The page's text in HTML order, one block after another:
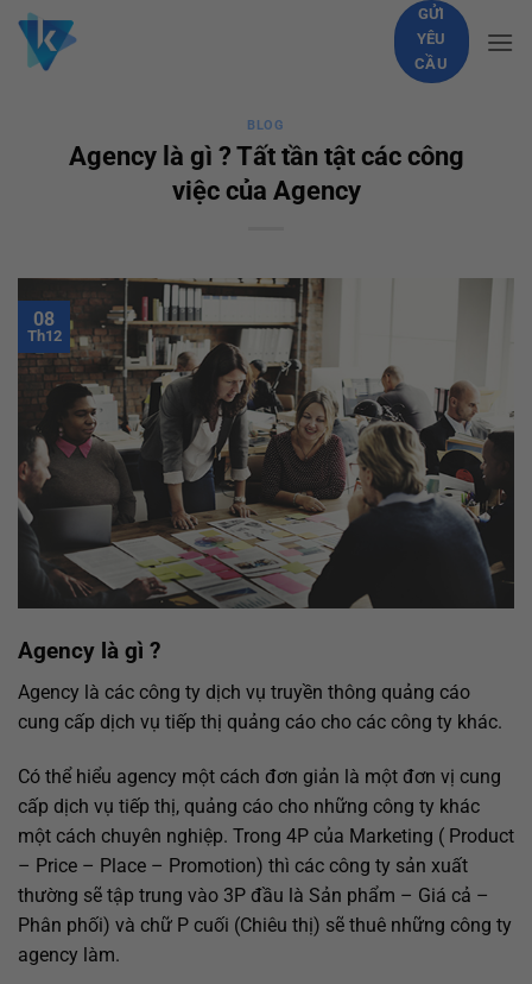
Skip
content
GỬI
YÊU
CẦU
BLOG
Agency là gì ? Tất tần tật các công
việc của Agency
08
Th12
Agency là gì ?
Agency là các công ty dịch vụ truyền thông quảng cáo
cung cấp dịch vụ tiếp thị quảng cáo cho các công ty khác.
Có thể hiểu agency một cách đơn giản là một đơn vị cung
cấp dịch vụ tiếp thị, quảng cáo cho những công ty khác
một cách chuyên nghiệp. Trong 4P của Marketing ( Product
– Price – Place – Promotion) thì các công ty sản xuất
thường sẽ tập trung vào 3P đầu là Sản phẩm – Giá cả –
Phân phối) và chữ P cuối (Chiêu thị) sẽ thuê những công ty
agency làm.